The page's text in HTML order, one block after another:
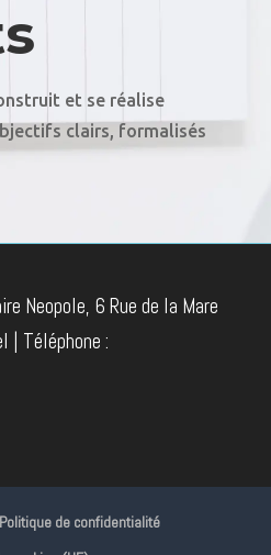
et se réalise
clairs, formalisés
Neopole, 6 Rue de la Mare
| Téléphone :
Politique de confidentialité